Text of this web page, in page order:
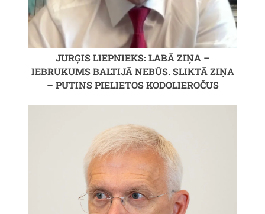
JURĢIS LIEPNIEKS: LABĀ ZIŅA –
IEBRUKUMS BALTIJĀ NEBŪS. SLIKTĀ ZIŅA
– PUTINS PIELIETOS KODOLIEROČUS